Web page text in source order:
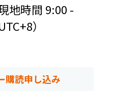
地時間 9:00 -
）
購読申し込み